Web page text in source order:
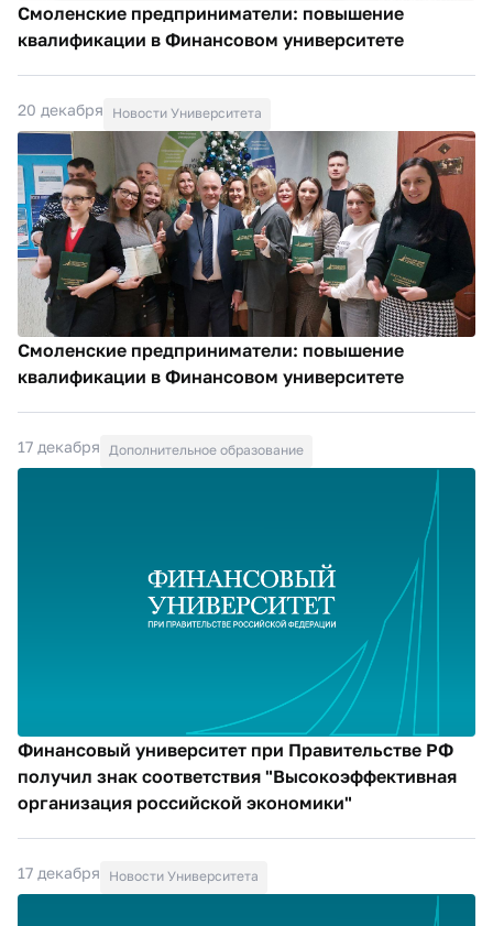
Смоленские предприниматели: повышение
квалификации в Финансовом университете
20 декабря Новости Университета
Смоленские предприниматели: повышение
квалификации в Финансовом университете
17 декабря Дополнительное образование
Финансовый университет при Правительстве РФ
получил знак соответствия "Высокоэффективная
организация российской экономики"
17 декабря Новости Университета